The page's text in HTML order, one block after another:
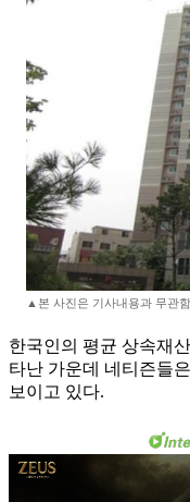
▲본 사진은 기사내용과 무관
한국인의 평균 상속재
타난 가운데 네티즌들
보이고 있다.